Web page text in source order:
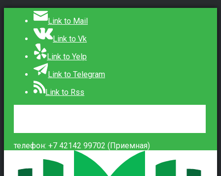
Link to Mail
Link to Vk
Link to Yelp
Link to Telegram
Link to Rss
телефон: +7 42142 99702 (Приемная)